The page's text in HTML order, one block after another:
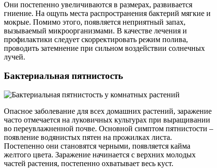
Они постепенно увеличиваются в размерах, развивается
гниение. На ощупь места распространения бактерий мягкие и
мокрые. Помимо этого, появляется неприятный запах,
вызываемый микроорганизмами. В качестве лечения и
профилактики следует скорректировать режим полива,
проводить затемнение при сильном воздействии солнечных
лучей.
Бактериальная пятнистость
Опасное заболевание для всех домашних растений, заражение
часто отмечается на луковичных культурах при выращивании
во переувлажненной почве. Основной симптом пятнистости –
появление водянистых пятен на прожилках листа.
Постепенно они становятся черными, появляется кайма
желтого цвета. Заражение начинается с верхних молодых
частей растения, постепенно охватывает весь куст.